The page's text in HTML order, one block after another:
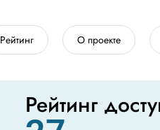
Рейтинг О проекте
Рейтинг